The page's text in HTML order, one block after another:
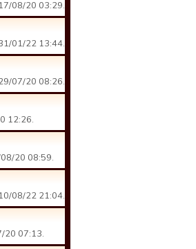
08/20 03:29.
01/22 13:44.
07/20 08:26.
12:26.
20 08:59.
08/22 21:04.
20 07:13.